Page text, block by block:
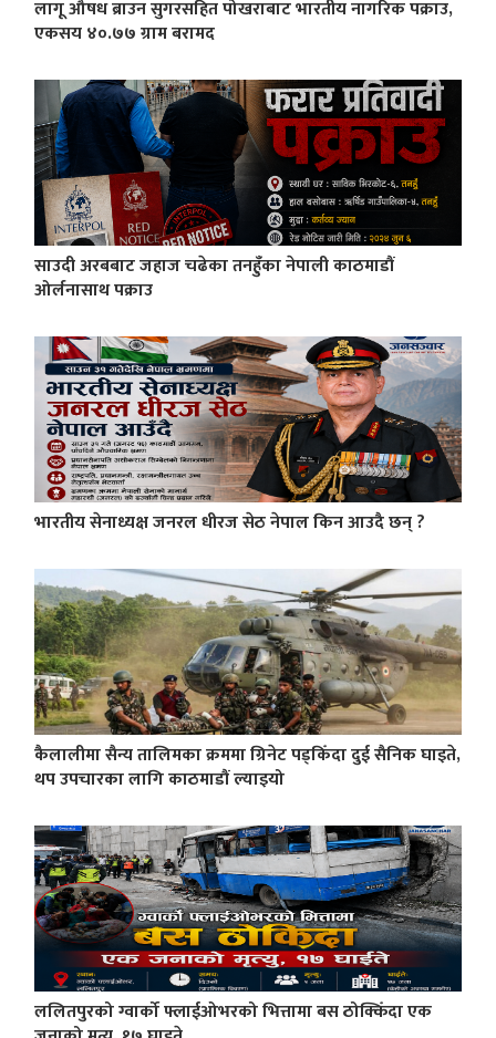
लागू औषध ब्राउन सुगरसहित पोखराबाट भारतीय नागरिक पक्राउ,
एकसय ४०.७७ ग्राम बरामद
साउदी अरबबाट जहाज चढेका तनहुँका नेपाली काठमाडौं
ओर्लनासाथ पक्राउ
भारतीय सेनाध्यक्ष जनरल धीरज सेठ नेपाल किन आउदै छन् ?
कैलालीमा सैन्य तालिमका क्रममा ग्रिनेट पड्किँदा दुई सैनिक घाइते,
थप उपचारका लागि काठमाडौं ल्याइयो
ललितपुरको ग्वार्को फ्लाईओभरको भित्तामा बस ठोक्किँदा एक